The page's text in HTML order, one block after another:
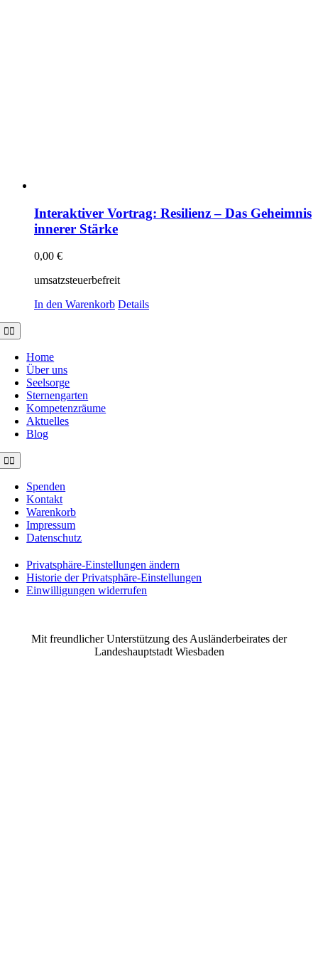
Interaktiver Vortrag: Resilienz – Das Geheimnis
innerer Stärke
0,00 €
umsatzsteuerbefreit
In den Warenkorb Details
Toggle
Navigation
Home
Über uns
Seelsorge
Sternengarten
Kompetenzräume
Aktuelles
Blog
Toggle
Navigation
Spenden
Kontakt
Warenkorb
Impressum
Datenschutz
Privatsphäre-Einstellungen ändern
Historie der Privatsphäre-Einstellungen
Einwilligungen widerrufen
Mit freundlicher Unterstützung des Ausländerbeirates der
Landeshauptstadt Wiesbaden